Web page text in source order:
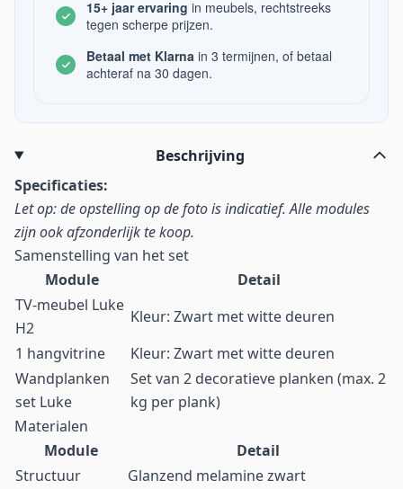
15+ jaar ervaring in meubels, rechtstreeks
tegen scherpe prijzen.
Betaal met Klarna in 3 termijnen, of betaal
achteraf na 30 dagen.
Beschrijving
Specificaties:
Let op: de opstelling op de foto is indicatief. Alle modules
zijn ook afzonderlijk te koop.
Samenstelling van het set
Module
Detail
TV-meubel Luke
H2
Kleur: Zwart met witte deuren
1 hangvitrine
Kleur: Zwart met witte deuren
Wandplanken
set Luke
Set van 2 decoratieve planken (max. 2
kg per plank)
Materialen
Module
Detail
Structuur
Glanzend melamine zwart